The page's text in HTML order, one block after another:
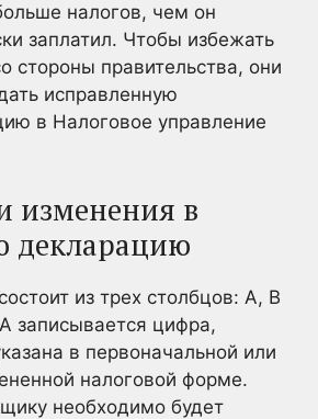
налогов, чем он
заплатил. Чтобы избежать
стороны правительства, они
исправленную
в Налоговое управление
изменения в
декларацию
из трех столбцов: A, B
записывается цифра,
в первоначальной или
налоговой форме.
необходимо будет